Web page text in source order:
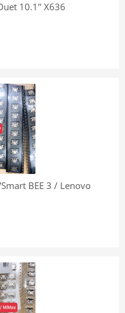
10.1″ X636
BEE 3 / Lenovo